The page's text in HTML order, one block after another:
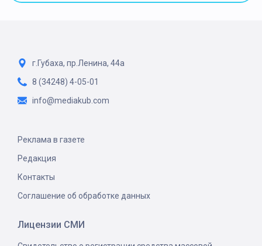
г.Губаха, пр.Ленина, 44а
8 (34248) 4-05-01
info@mediakub.com
Реклама в газете
Редакция
Контакты
Соглашение об обработке данных
Лицензии СМИ